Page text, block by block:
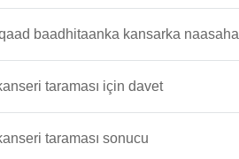
baadhitaanka kansarka naasaha
taraması için davet
taraması sonucu